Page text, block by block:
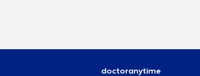
doctoranytime